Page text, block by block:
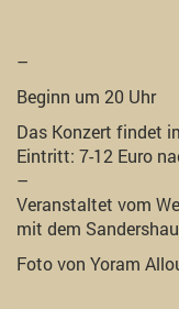
–
Beginn um 20 Uhr
Das Konzert findet
Eintritt: 7-12 Euro
–
Veranstaltet vom
mit dem
Foto von Yoram